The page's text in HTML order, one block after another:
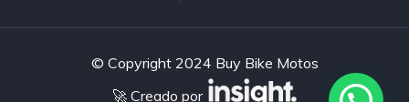
© Copyright 2024 Buy Bike Motos
🚀 Creado por